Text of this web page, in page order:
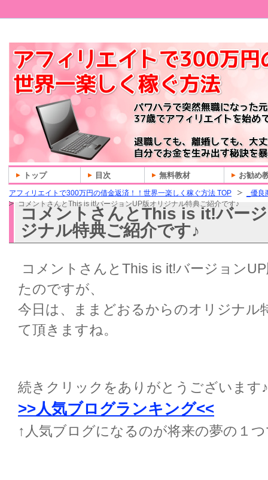
アフィリエイトで300万円の借金返済！！世界一楽しく稼ぐ方法 TOP
_優
コメントさんとThis is it!バージョンUP版オリジナル特典ご紹介です♪
コメントさんとThis is it!バー
ジナル特典ご紹介です♪
コメントさんとThis is it!バージョン
たのですが、
今日は、ままどおるからのオリジナル
て頂きますね。
続きクリックをありがとうございます♪
>>人気ブログランキング<<
↑人気ブログになるのが将来の夢の１
トップ 目次 無料教材 お勧め